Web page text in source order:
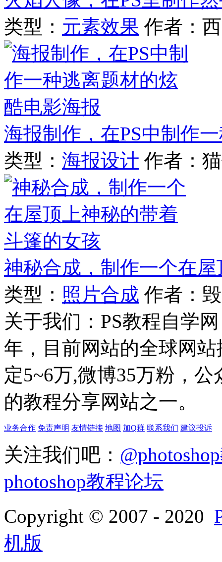
类型： 元素效果 作者：
海报制作，在PS中制作
类型： 海报设计 作者：
神秘合成，制作一个在
类型： 照片合成 作者：
关于我们：PS教程自学
年，目前网站的全球网
定5~6万,微博35万粉，
的教程分享网站之一。
业务合作 免责声明 友情链接 地图 加Q群 联系我们 建议投诉
关注我们吧：
photoshop教程论坛
Copyright © 2007 - 2020
机版